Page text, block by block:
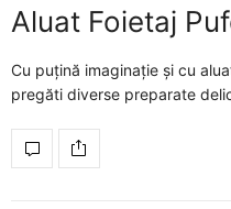
Aluat Foietaj
Cu puțină imaginație și cu
pregăti diverse preparate